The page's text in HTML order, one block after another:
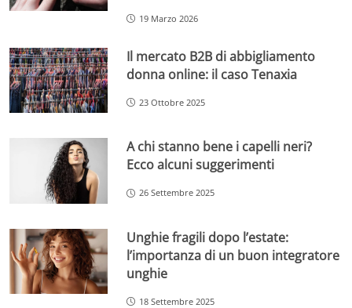
19 Marzo 2026
Il mercato B2B di abbigliamento
donna online: il caso Tenaxia
23 Ottobre 2025
A chi stanno bene i capelli neri?
Ecco alcuni suggerimenti
26 Settembre 2025
Unghie fragili dopo l’estate:
l’importanza di un buon integratore
unghie
18 Settembre 2025